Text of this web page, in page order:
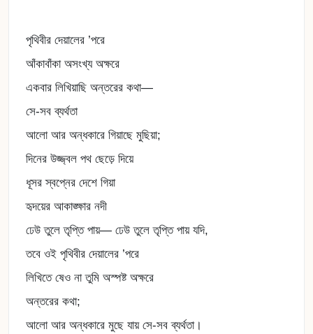
পৃথিবীর দেয়ালের ’পরে
আঁকাবাঁকা অসংখ্য অক্ষরে
একবার লিখিয়াছি অন্তরের কথা—
সে-সব ব্যর্থতা
আলো আর অন্ধকারে গিয়াছে মুছিয়া;
দিনের উজ্জ্বল পথ ছেড়ে দিয়ে
ধূসর স্বপ্নের দেশে গিয়া
হৃদয়ের আকাঙ্ক্ষার নদী
ঢেউ তুলে তৃপ্তি পায়— ঢেউ তুলে তৃপ্তি পায় যদি,
তবে ওই পৃথিবীর দেয়ালের ’পরে
লিখিতে ষেও না তুমি অস্পষ্ট অক্ষরে
অন্তরের কথা;
আলো আর অন্ধকারে মুছে যায় সে-সব ব্যর্থতা।